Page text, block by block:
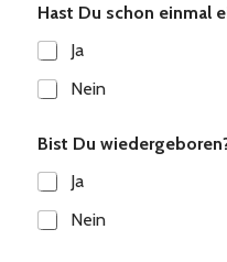
Hast Du schon einmal
Ja
Nein
Bist Du
Ja
Nein